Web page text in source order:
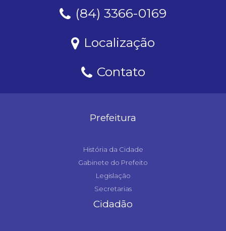
(84) 3366-0169
Localização
Contato
Prefeitura
História da Cidade
Gabinete do Prefeito
Legislação
Secretarias
Cidadão